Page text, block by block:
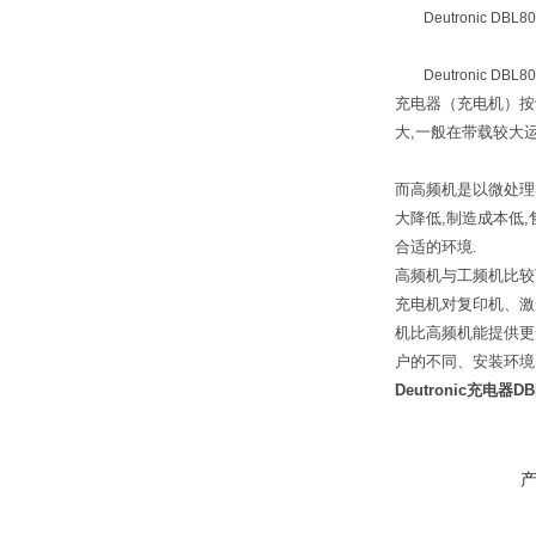
Deutronic
Deutronic
充电器（充电机）
大,一般在带载较大
而高频机是以微处
大降低,制造成本低,
合适的环境.
高频机与工频机比
充电机对复印机、
机比高频机能提供
户的不同、安装环
Deutronic充电器